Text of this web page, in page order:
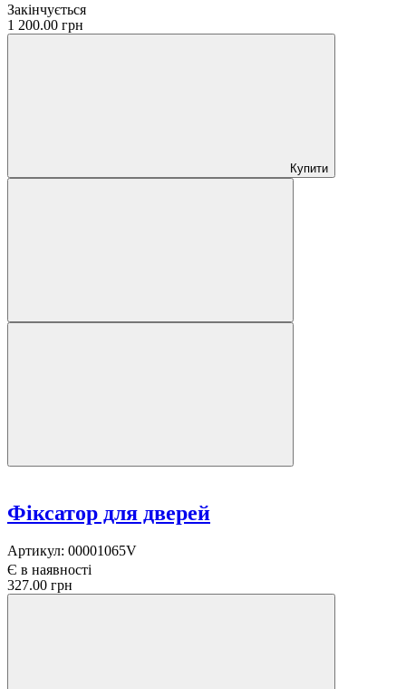
Закінчується
1 200.00 грн
Купити
Фіксатор для дверей
Артикул: 00001065V
Є в наявності
327.00 грн